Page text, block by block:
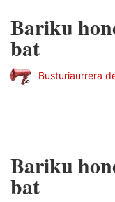
Bariku
bat
Busturiaurrera
Bariku
bat